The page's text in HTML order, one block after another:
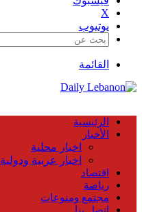
X
يوتيوب
القائمة
الرئيسية
الأخبار
اخبار محلية
اخبار عربية ودولية
اقتصاد
رياضة
مجتمع ومنوعات